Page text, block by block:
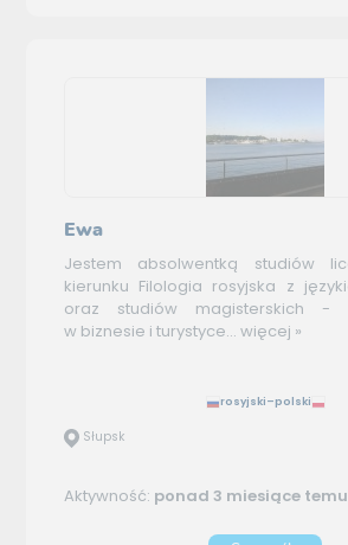
Ewa
Jestem absolwentką studiów
kierunku Filologia rosyjska z
oraz studiów magisterskich -
w biznesie i turystyce... więcej »
rosyjski–polski
Słupsk
Aktywność: ponad 3 miesiące temu